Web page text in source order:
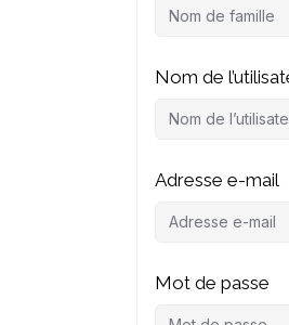
Nom de
Adresse e-mail
Mot de passe